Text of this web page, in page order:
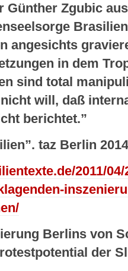
Günther Zgubic
angesichts
in dem
sind total
will, daß
berichtet.”
taz Berlin 2014
2011/
Berlins von
der